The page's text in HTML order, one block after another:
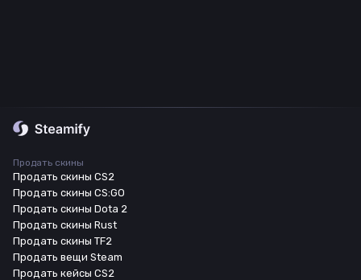
Продать скины
Продать скины CS2
Продать скины CS:GO
Продать скины Dota 2
Продать скины Rust
Продать скины TF2
Продать вещи Steam
Продать кейсы CS2